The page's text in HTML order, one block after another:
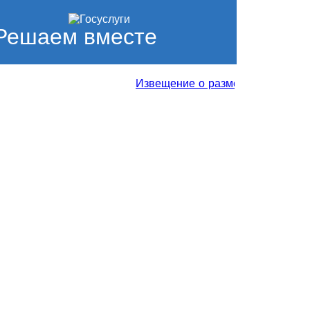
вместе
Извещение о размещении проекта